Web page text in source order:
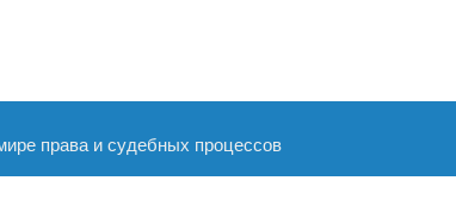
права и судебных процессов